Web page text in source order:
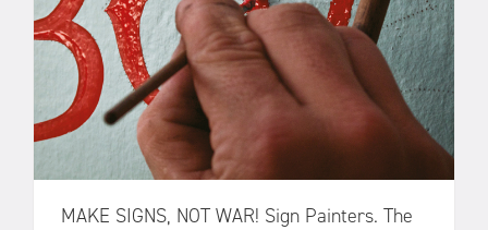
MAKE SIGNS, NOT WAR! Sign Painters. The